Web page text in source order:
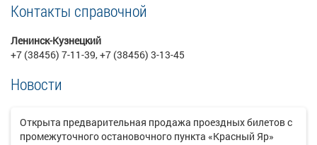
Контакты справочной
Ленинск-Кузнецкий
+7 (38456) 7-11-39, +7 (38456) 3-13-45
Новости
Открыта предварительная продажа проездных билетов с
промежуточного остановочного пункта «Красный Яр»